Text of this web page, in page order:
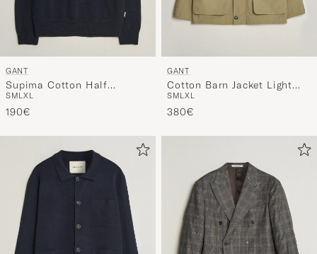
Supima Cotton Half
Buttoned Neck Evening Blue
SM LXL
Cotton Barn Jacket Light
Taupe
SM LXL